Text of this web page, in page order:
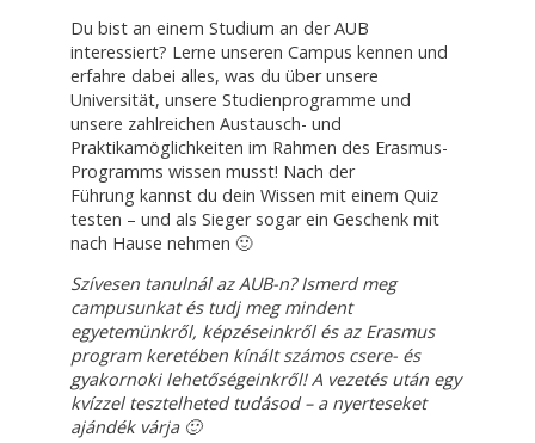
Du bist an einem Studium an der AUB
interessiert? Lerne unseren Campus kennen und
erfahre dabei alles, was du über unsere
Universität, unsere Studienprogramme und
unsere zahlreichen Austausch- und
Praktikamöglichkeiten im Rahmen des Erasmus-
Programms wissen musst! Nach der
Führung kannst du dein Wissen mit einem Quiz
testen – und als Sieger sogar ein Geschenk mit
nach Hause nehmen 🙂
Szívesen tanulnál az AUB-n? Ismerd meg
campusunkat és tudj meg mindent
egyetemünkről, képzéseinkről és az Erasmus
program keretében kínált számos csere- és
gyakornoki lehetőségeinkről! A vezetés után egy
kvízzel tesztelheted tudásod – a nyerteseket
ajándék várja 🙂